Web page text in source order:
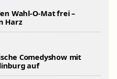
Wahl-O-Mat frei –
Harz
Comedyshow mit
auf